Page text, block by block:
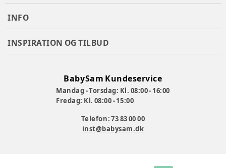
INFO
INSPIRATION OG TILBUD
BabySam Kundeservice
Mandag - Torsdag: Kl. 08:00 - 16:00
Fredag: Kl. 08:00 - 15:00
Telefon: 73 83 00 00
inst@babysam.dk